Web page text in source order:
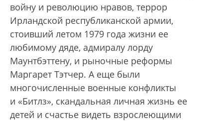
войну и революцию нравов, террор
Ирландской республиканской армии,
стоивший летом 1979 года жизни ее
любимому дяде, адмиралу лорду
Маунтбэттену, и рыночные реформы
Маргарет Тэтчер. А еще были
многочисленные военные конфликты
и «Битлз», скандальная личная жизнь ее
детей и счастье видеть взрослеющими